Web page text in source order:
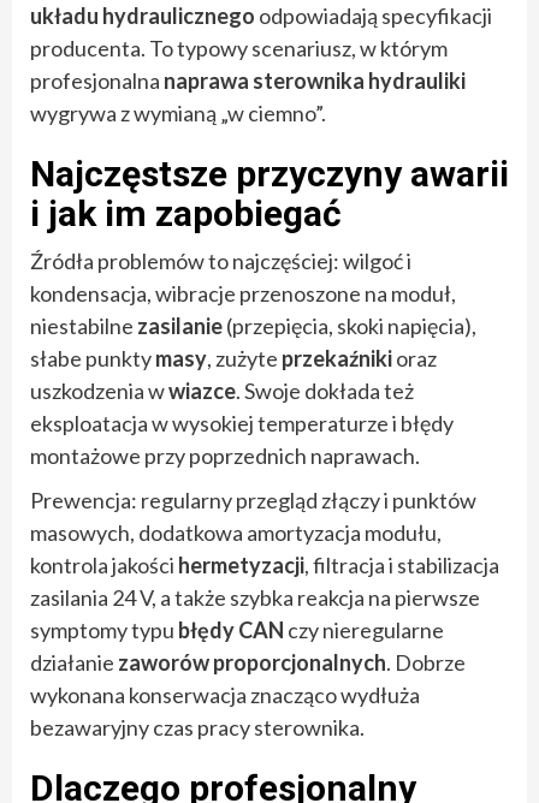
układu hydraulicznego odpowiadają specyfikacji
producenta. To typowy scenariusz, w którym
profesjonalna naprawa sterownika hydrauliki
wygrywa z wymianą „w ciemno”.
Najczęstsze przyczyny awarii
i jak im zapobiegać
Źródła problemów to najczęściej: wilgoć i
kondensacja, wibracje przenoszone na moduł,
niestabilne zasilanie(przepięcia, skoki napięcia),
słabe punktymasy, zużyte przekaźnikioraz
uszkodzenia wwiazce. Swoje dokłada też
eksploatacja w wysokiej temperaturze i błędy
montażowe przy poprzednich naprawach.
Prewencja: regularny przegląd złączy i punktów
masowych, dodatkowa amortyzacja modułu,
kontrola jakości hermetyzacji, filtracja i stabilizacja
zasilania 24 V, a także szybka reakcja na pierwsze
symptomy typu błędy CAN czy nieregularne
działanie zaworów proporcjonalnych. Dobrze
wykonana konserwacja znacząco wydłuża
bezawaryjny czas pracy sterownika.
Dlaczego profesjonalny